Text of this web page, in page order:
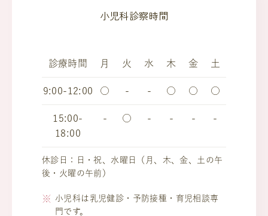
小児科診察時間
診療時間 月 火 水 木 金 土
9:00-12:00 ○ - - ○ ○ ○
15:00-
18:00
- ○ - - - -
休診日：日・祝、水曜日（月、木、金、土の午
後・火曜の午前）
小児科は乳児健診・予防接種・育児相談専
門です。